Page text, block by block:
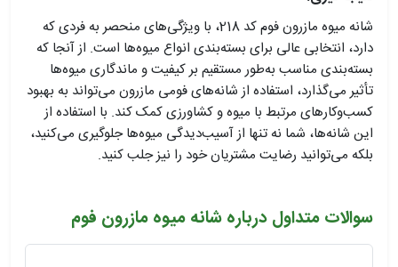
شانه میوه مازرون فوم کد 218، با ویژگی‌های منحصر به فردی که
دارد، انتخابی عالی برای بسته‌بندی انواع میوه‌ها است. از آنجا که
بسته‌بندی مناسب به‌طور مستقیم بر کیفیت و ماندگاری میوه‌ها
تأثیر می‌گذارد، استفاده از شانه‌های فومی مازرون می‌تواند به بهبود
کسب‌وکارهای مرتبط با میوه و کشاورزی کمک کند. با استفاده از
این شانه‌ها، شما نه تنها از آسیب‌دیدگی میوه‌ها جلوگیری می‌کنید،
بلکه می‌توانید رضایت مشتریان خود را نیز جلب کنید.
سوالات متداول درباره شانه میوه مازرون فوم